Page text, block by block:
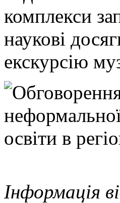
комплекси
наукові
екскурсію
Інформація